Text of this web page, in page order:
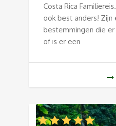
Costa Rica
ook best anders! Zijn
bestemmingen die
of is er een